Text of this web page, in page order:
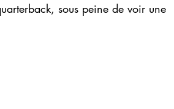
sous peine de voir une